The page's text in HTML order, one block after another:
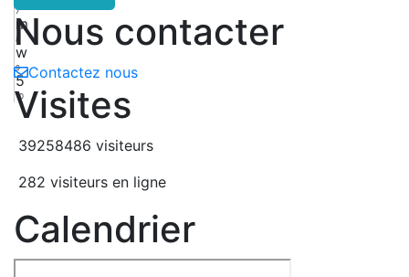
7
m
8
w
9
5
10
Nous contacter
Contactez nous
Visites
39258486 visiteurs
282 visiteurs en ligne
Calendrier